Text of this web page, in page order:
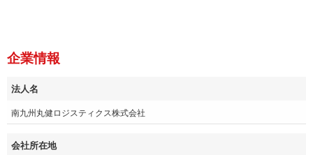
企業情報
法人名
南九州丸健ロジスティクス株式会社
会社所在地